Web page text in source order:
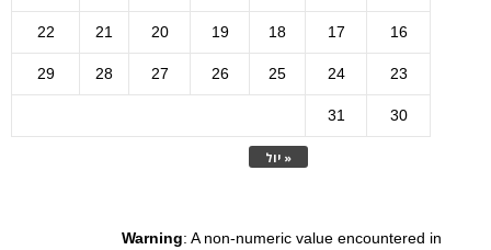
« יול
16
17
18
19
20
21
22
23
24
25
26
27
28
29
30
31
Warning: A non-numeric value encountered in